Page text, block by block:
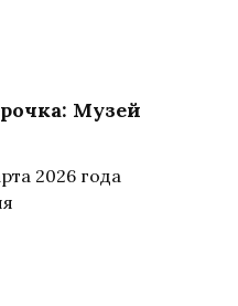
Музей
2026 года